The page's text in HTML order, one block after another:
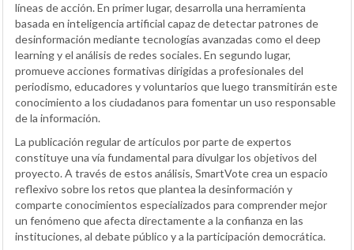
líneas de acción. En primer lugar, desarrolla una herramienta
basada en inteligencia artificial capaz de detectar patrones de
desinformación mediante tecnologías avanzadas como el deep
learning y el análisis de redes sociales. En segundo lugar,
promueve acciones formativas dirigidas a profesionales del
periodismo, educadores y voluntarios que luego transmitirán este
conocimiento a los ciudadanos para fomentar un uso responsable
de la información.
La publicación regular de artículos por parte de expertos
constituye una vía fundamental para divulgar los objetivos del
proyecto. A través de estos análisis, SmartVote crea un espacio
reflexivo sobre los retos que plantea la desinformación y
comparte conocimientos especializados para comprender mejor
un fenómeno que afecta directamente a la confianza en las
instituciones, al debate público y a la participación democrática.